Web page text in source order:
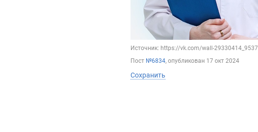
Источник: https://vk.com/wall-29330414_9537
Пост №6834, опубликован 17 окт 2024
Сохранить